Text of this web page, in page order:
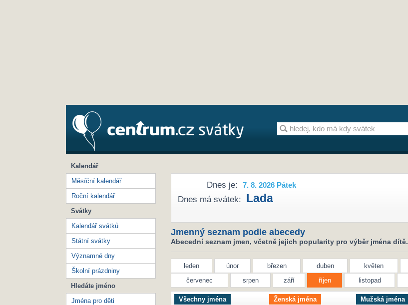
Dnes je: 7. 8. 2026 Pátek
Dnes má svátek: Lada
Jmenný seznam podle abecedy
Abecední seznam jmen, včetně jejich popularity pro výběr jména dítě.
leden únor březen duben květen
červenec
srpen září říjen listopad
Všechny jména Ženská jména Mužská jména
Kalendář
Měsíční kalendář
Roční kalendář
Svátky
Kalendář svátků
Státní svátky
Významné dny
Školní prázdniny
Hledáte jméno
Jména pro děti